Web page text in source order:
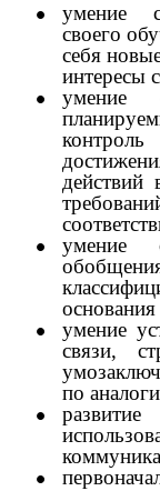
умение
своего
себя
интересы
умение
действий
умение
умение
связи,
по